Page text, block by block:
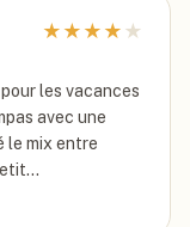
★ ★ ★ ★ ★
les vacances
avec une
le mix entre